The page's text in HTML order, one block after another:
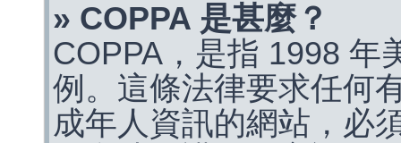
» COPPA 是甚麼？
COPPA，是指 1998 年
例。這條法律要求任何
成年人資訊的網站，必